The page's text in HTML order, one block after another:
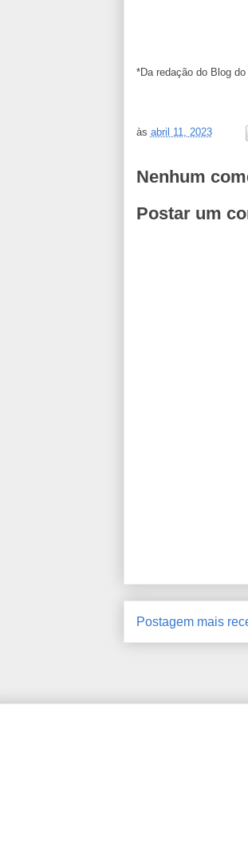
*Da redação do Blog
às abril 11, 2023
Nenhum
Postar um
Postagem mais